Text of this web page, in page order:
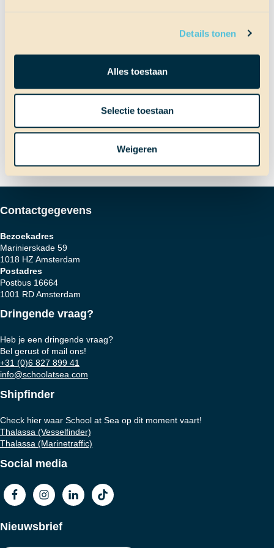
Details tonen
Alles toestaan
Selectie toestaan
Weigeren
Bericht
navigatie
Huh…? Nederland?
Echt de laatste dag school(?)
Contactgegevens
Bezoekadres
Marinierskade 59
1018 HZ Amsterdam
Postadres
Postbus 16664
1001 RD Amsterdam
Dringende vraag?
Heb je een dringende vraag?
Bel gerust of mail ons!
+31 (0)6 827 899 41
info@schoolatsea.com
Shipfinder
Check hier waar School at Sea op dit moment vaart!
Thalassa (Vesselfinder)
Thalassa (Marinetraffic)
Social media
Nieuwsbrief